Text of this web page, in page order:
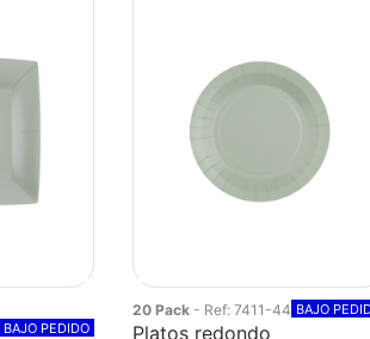
BAJO PEDIDO
20 Pack - Ref: 7411-44 BAJO
Platos redondo